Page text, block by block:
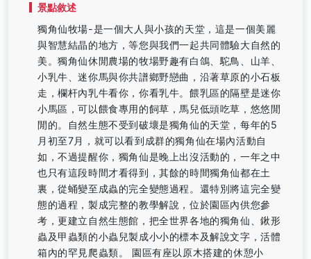
景點敘述
獨角仙牧場-是一個大人與小孩的天堂，這是一個美麗
與智慧結晶的地方，等您與我們一起共同體驗大自然的
美。獨角仙休閒農場的牧場野趣有白鴿、駝鳥、山羊、
小乳牛、迷你馬與你共譜鄉野戀曲，沿著草原的小石板
走，欄杆內乳牛看你，你看乳牛。餵乳區的隔壁是迷你
小馬區，可以餵食專用的飼草，馬兒低頭吃草，悠悠閒
閒的。自然生態不受到破壞是獨角仙的天堂，每年的5
月初至7月，就可以看到成群的獨角仙在場內活動自
如，不過提醒你，獨角仙是晚上出沒活動的，一年之中
也只有這段時間才看得到，其餘的時間獨角仙都在土
裏，從蛹變至成蟲的完全變態過程。還特別將這完全變
態的過程，製成完整的教學解說，位於園區內供您參
考，更建立自然生態館，把全世界各地的獨角仙、鍬形
蟲及甲蟲類的小蟲兒製成小小的標本及解說文字，活體
箱內的罕見爬蟲類。 園區有座以原木搭建的休憩小